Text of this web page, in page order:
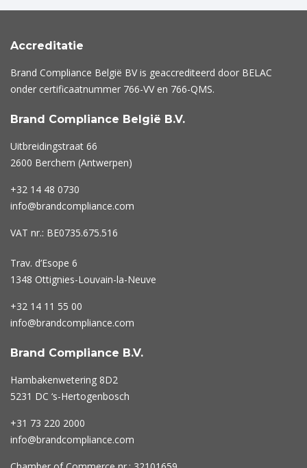
Accreditatie
Brand Compliance België BV is geaccrediteerd door BELAC
onder certificaatnummer 766-VVen 766-QMS.
Brand Compliance België B.V.
Uitbreidingstraat 66
2600 Berchem (Antwerpen)
+32 14 48 0730
info@brandcompliance.com
VAT nr.: BE0735.675.516
Trav. d’Esope 6
1348 Ottignies-Louvain-la-Neuve
+32 14 11 55 00
info@brandcompliance.com
Brand Compliance B.V.
Hambakenwetering 8D2
5231 DC ‘s-Hertogenbosch
+31 73 220 2000
info@brandcompliance.com